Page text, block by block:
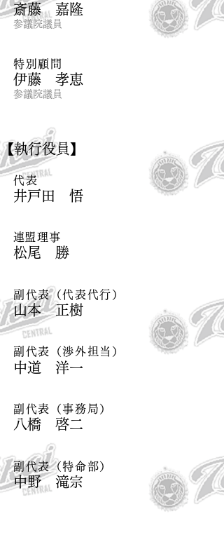
斎藤 嘉隆
参議院議員
特別顧問
​伊藤 孝恵
参議院議員
​【執行役員】
代表
​井戸田 悟
​連盟理事
​松尾 勝
副代表（代表代行）
山本 正樹
副代表​（渉外担当）
中道 洋一
副代表​（事務局）
​八橋 啓二
副代表（特命部）
​中野 滝宗